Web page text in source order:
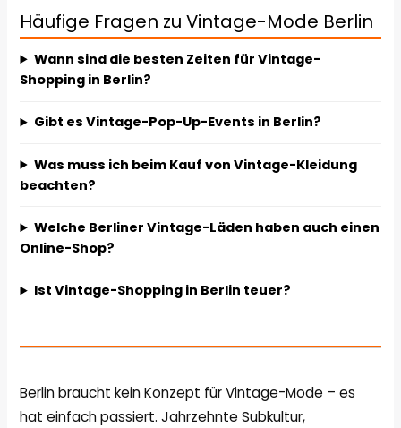
Häufige Fragen zu Vintage-Mode Berlin
Wann sind die besten Zeiten für Vintage-
Shopping in Berlin?
Gibt es Vintage-Pop-Up-Events in Berlin?
Was muss ich beim Kauf von Vintage-Kleidung
beachten?
Welche Berliner Vintage-Läden haben auch einen
Online-Shop?
Ist Vintage-Shopping in Berlin teuer?
Berlin braucht kein Konzept für Vintage-Mode – es
hat einfach passiert. Jahrzehnte Subkultur,